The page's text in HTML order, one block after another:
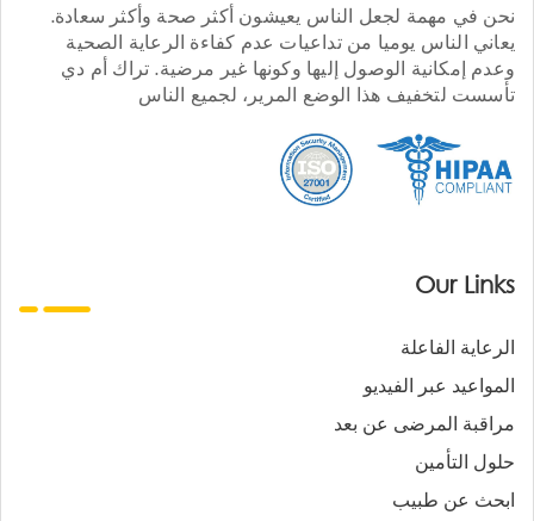
نحن في مهمة لجعل الناس يعيشون أكثر صحة وأكثر سعادة.
يعاني الناس يوميا من تداعيات عدم كفاءة الرعاية الصحية
وعدم إمكانية الوصول إليها وكونها غير مرضية. تراك أم دي
تأسست لتخفيف هذا الوضع المرير، لجميع الناس
Our Links
الرعاية الفاعلة
المواعيد عبر الفيديو
مراقبة المرضى عن بعد
حلول التأمين
ابحث عن طبيب